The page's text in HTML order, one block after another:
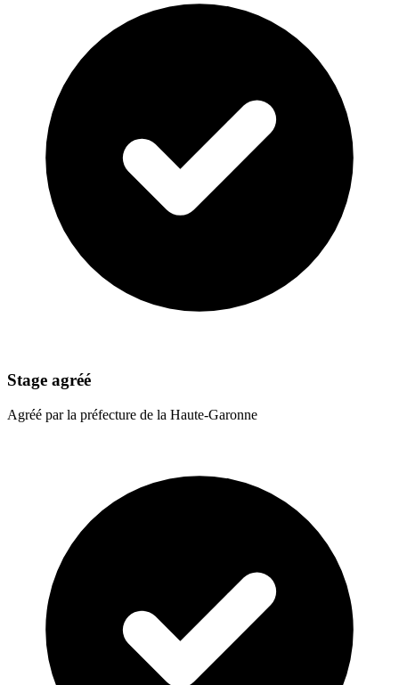
Stage agréé
Agréé par la préfecture de la Haute-Garonne